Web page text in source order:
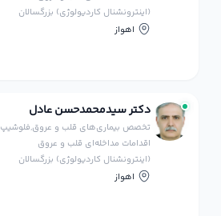
(اینترونشنال کاردیولوژی) بزرگسالان
اهواز
دکتر سیدمحمدحسن عادل
تخصص بیماری‌های قلب و عروق,فلوشیپ
اقدامات مداخله‌ای قلب و عروق
(اینترونشنال کاردیولوژی) بزرگسالان
اهواز